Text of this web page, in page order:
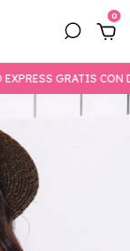
0
GRATIS CON DHL